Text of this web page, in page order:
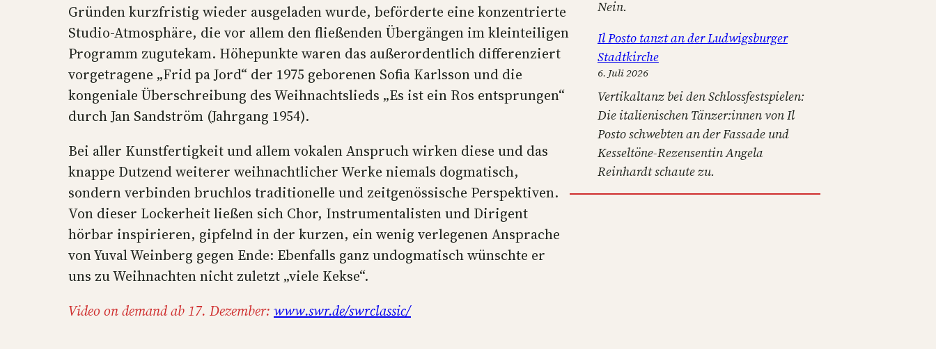
Gründen kurzfristig wieder ausgeladen wurde, beförderte eine konzentrierte
Studio-Atmosphäre, die vor allem den fließenden Übergängen im kleinteiligen
Programm zugutekam. Höhepunkte waren das außerordentlich differenziert
vorgetragene „Frid pa Jord“ der 1975 geborenen Sofia Karlsson und die
kongeniale Überschreibung des Weihnachtslieds „Es ist ein Ros entsprungen“
durch Jan Sandström (Jahrgang 1954).
Bei aller Kunstfertigkeit und allem vokalen Anspruch wirken diese und das
knappe Dutzend weiterer weihnachtlicher Werke niemals dogmatisch,
sondern verbinden bruchlos traditionelle und zeitgenössische Perspektiven.
Von dieser Lockerheit ließen sich Chor, Instrumentalisten und Dirigent
hörbar inspirieren, gipfelnd in der kurzen, ein wenig verlegenen Ansprache
von Yuval Weinberg gegen Ende: Ebenfalls ganz undogmatisch wünschte er
uns zu Weihnachten nicht zuletzt „viele Kekse“.
Video on demand ab 17. Dezember: www.swr.de/swrclassic/
Nein.
Il Posto tanzt an der Ludwigsburger
Stadtkirche
6. Juli 2026
Vertikaltanz bei den Schlossfestspielen:
Die italienischen Tänzer:innen von Il
Posto schwebten an der Fassade und
Kesseltöne-Rezensentin Angela
Reinhardt schaute zu.